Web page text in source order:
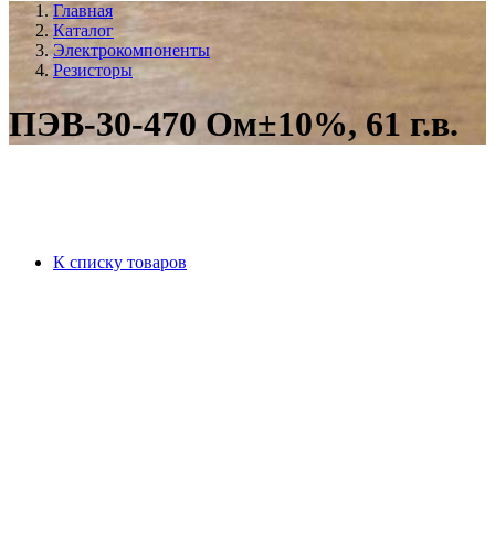
Главная
Каталог
Электрокомпоненты
Резисторы
ПЭВ-30-470 Ом±10%, 61 г.в.
К списку товаров